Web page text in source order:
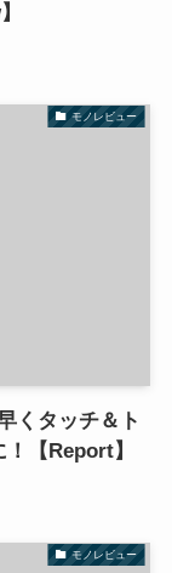
モノレビュー
くタッチ＆ト
【Report】
モノレビュー